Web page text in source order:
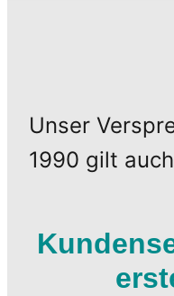
Unser
1990 gilt